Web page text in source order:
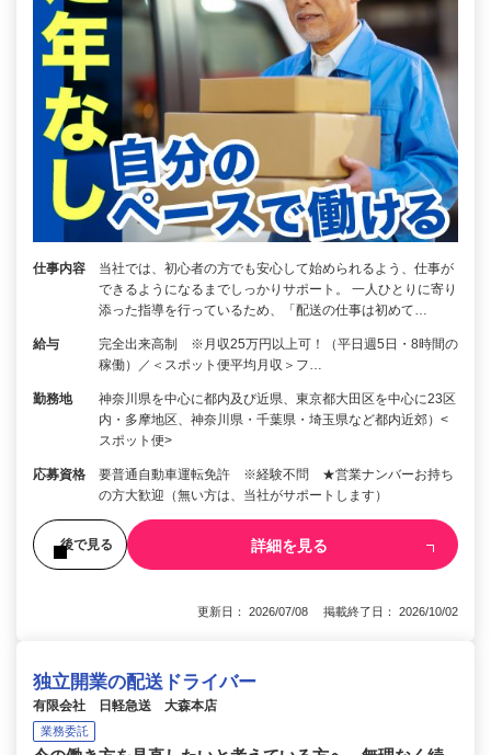
仕事内容
当社では、初心者の方でも安心して始められるよう、仕事が
できるようになるまでしっかりサポート。 一人ひとりに寄り
添った指導を行っているため、「配送の仕事は初めて…
給与
完全出来高制 ※月収25万円以上可！（平日週5日・8時間の
稼働）／＜スポット便平均月収＞フ…
勤務地
神奈川県を中心に都内及び近県、東京都大田区を中心に23区
内・多摩地区、神奈川県・千葉県・埼玉県など都内近郊）<
スポット便>
応募資格
要普通自動車運転免許 ※経験不問 ★営業ナンバーお持ち
の方大歓迎（無い方は、当社がサポートします）
後で見る 詳細を見る
更新日： 2026/07/08 掲載終了日： 2026/10/02
独立開業の配送ドライバー
有限会社 日軽急送 大森本店
業務委託